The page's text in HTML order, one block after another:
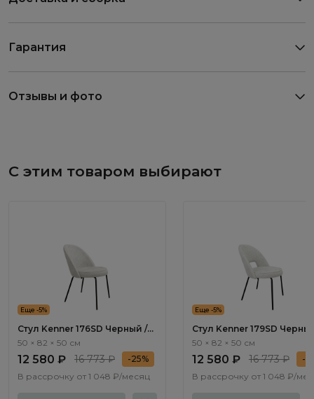
Гарантия
Отзывы и фото
С этим товаром выбирают
Еще -5%
Стул Kenner 176SD Черный /
Серебристый
50 × 82 × 50 см
12 580 ₽ 16 773 ₽
-25%
В рассрочку от 1 048 ₽/месяц
Еще -5%
Стул Kenner 179SD
Серебристый
50 × 82 × 50 см
12 580 ₽ 16 773 ₽
-
В рассрочку от 1 048 ₽/